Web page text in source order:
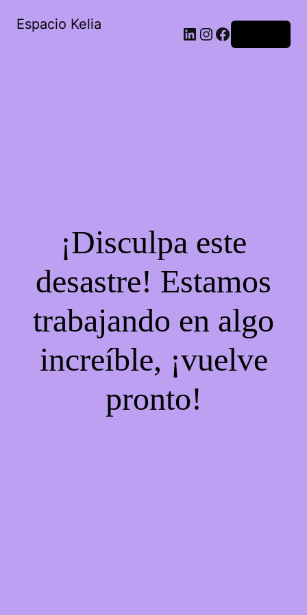
Espacio Kelia
¡Disculpa este
desastre! Estamos
trabajando en algo
increíble, ¡vuelve
pronto!